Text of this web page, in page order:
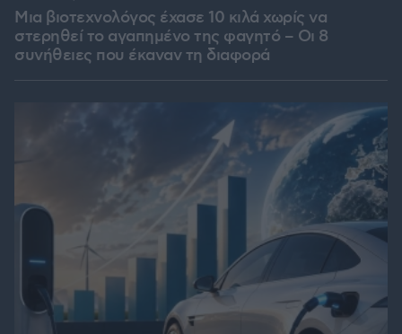
Μια βιοτεχνολόγος έχασε 10 κιλά χωρίς να
στερηθεί το αγαπημένο της φαγητό – Οι 8
συνήθειες που έκαναν τη διαφορά